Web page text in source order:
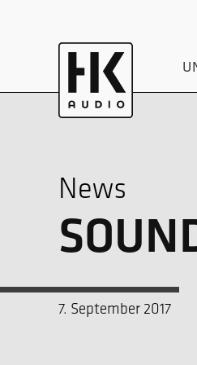
News
7. September 2017